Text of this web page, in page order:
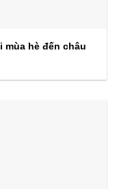
mùa hè đến châu